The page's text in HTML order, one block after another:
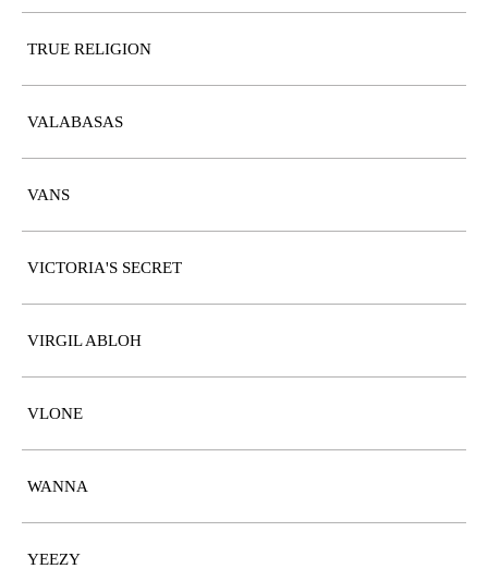
TRUE RELIGION
VALABASAS
VANS
VICTORIA'S SECRET
VIRGIL ABLOH
VLONE
WANNA
YEEZY